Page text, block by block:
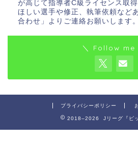
が高じて指導者C級ライセンス取
ほしい選手や修正、執筆依頼など
合わせ」よりご連絡お願いします。
＼ Follow me
プライバシーポリシー
2018–2026 Jリーグ『ピッ